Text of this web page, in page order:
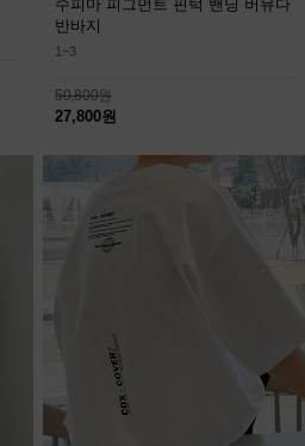
수피마 피그먼트 핀턱 밴딩 버뮤다
반바지
1~3
50,800원
27,800원